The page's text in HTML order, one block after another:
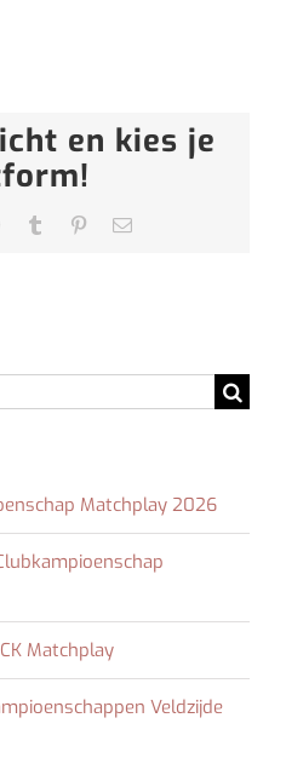
en kies je
WhatsApp
Tumblr Pinterest
E-
Matchplay 2026
Matchplay
Veldzijde